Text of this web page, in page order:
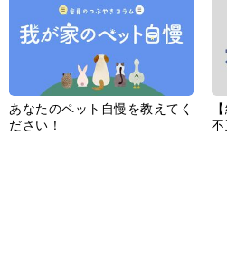
あなたのペット自慢を教えてく
ださい！
不